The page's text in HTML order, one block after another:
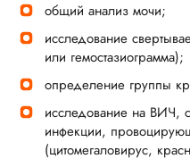
общий анализ мочи;
исследование
или гемостазиограмма);
определение группы
исследование на ВИЧ,
инфекции,
(цитомегаловирус,